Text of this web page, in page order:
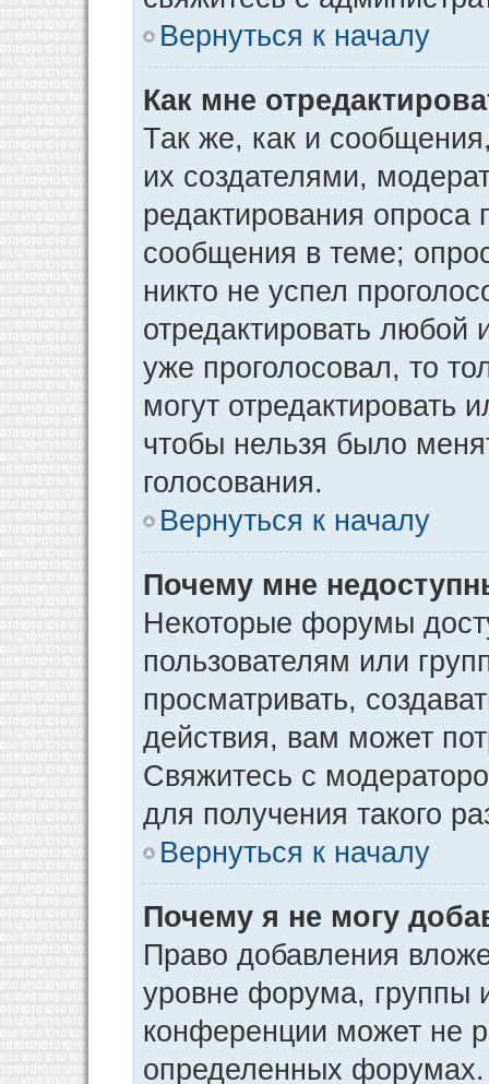
Вернуться к началу
Как мне
Так же, как и
их создателями,
редактирования опроса
сообщения в теме;
никто не успел
отредактировать любой
уже проголосовал, то
могут отредактировать
чтобы нельзя было
голосования.
Вернуться к началу
Почему мне
Некоторые форумы
пользователям или
просматривать,
действия, вам может
Свяжитесь с
для получения такого
Вернуться к началу
Почему я не могу
Право добавления
уровне форума, группы
конференции может не
определенных